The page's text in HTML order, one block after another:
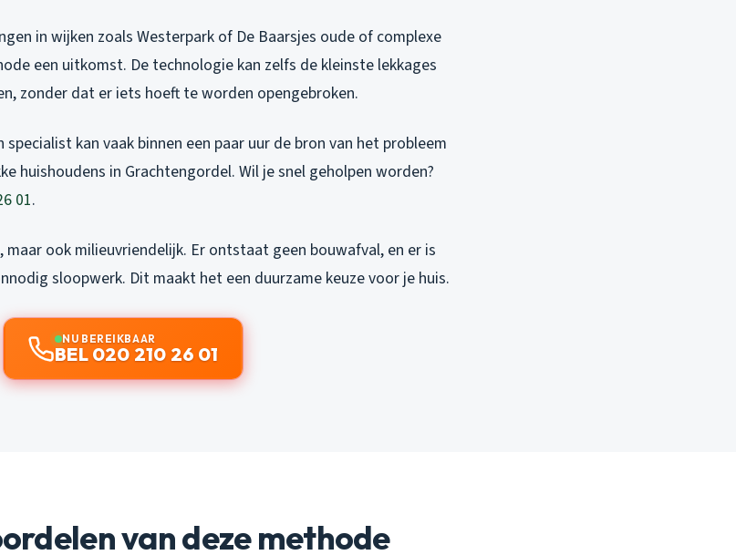
in wijken zoals Westerpark of De Baarsjes oude of complexe
een uitkomst. De technologie kan zelfs de kleinste lekkages
zonder dat er iets hoeft te worden opengebroken.
kan vaak binnen een paar uur de bron van het probleem
huishoudens in Grachtengordel. Wil je snel geholpen worden?
01.
maar ook milieuvriendelijk. Er ontstaat geen bouwafval, en er is
sloopwerk. Dit maakt het een duurzame keuze voor je huis.
NU BEREIKBAAR
BEL 020 210 26 01
van deze methode